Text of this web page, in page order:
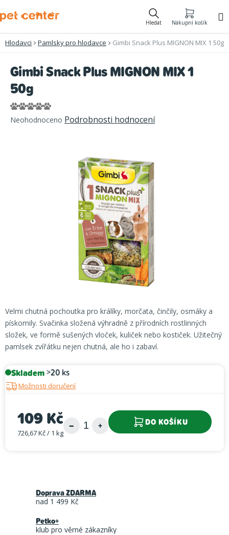
na
Hledat Nákupní košík
Hlodavci Pamlsky pro hlodavce Gimbi Snack Plus MIGNON MIX 1 50g
Velmi chutná pochoutka pro králíky, morčata, činčily, osmáky a
pískomily. Svačinka složená výhradně z přírodních rostlinných
složek, ve formě sušených vloček, kuliček nebo kostiček. Užitečný
pamlsek zvířátku nejen chutná, ale ho i zabaví.
Skladem>20 ks
Možnosti doručení
109 Kč
Měrná cena:
726,67 Kč / 1 kg
DO KOŠÍKU
Gimbi Snack Plus MIGNON MIX 1
50g
Průměrné
hodnocení
Neohodnoceno Podrobnosti hodnocení
Doprava ZDARMA
nad 1 499 Kč
Petko+
klub pro věrné zákazníky